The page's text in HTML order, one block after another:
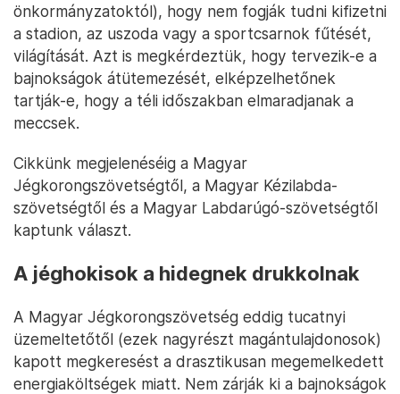
önkormányzatoktól), hogy nem fogják tudni kifizetni
a stadion, az uszoda vagy a sportcsarnok fűtését,
világítását. Azt is megkérdeztük, hogy tervezik-e a
bajnokságok átütemezését, elképzelhetőnek
tartják-e, hogy a téli időszakban elmaradjanak a
meccsek.
Cikkünk megjelenéséig a Magyar
Jégkorongszövetségtől, a Magyar Kézilabda-
szövetségtől és a Magyar Labdarúgó-szövetségtől
kaptunk választ.
A jéghokisok a hidegnek drukkolnak
A Magyar Jégkorongszövetség eddig tucatnyi
üzemeltetőtől (ezek nagyrészt magántulajdonosok)
kapott megkeresést a drasztikusan megemelkedett
energiaköltségek miatt. Nem zárják ki a bajnokságok